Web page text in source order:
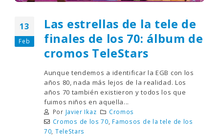
13
Feb
Las estrellas de la tele de
finales de los 70: álbum de
cromos TeleStars
Aunque tendemos a identificar la EGB con los
años 80, nada más lejos de la realidad. Los
años 70 también existieron y todos los que
fuimos niños en aquella...
Por Javier Ikaz
Cromos
Cromos de los 70, Famosos de la tele de los
70, TeleStars